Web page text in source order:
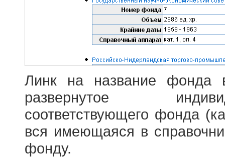
Линк на название фонда
развернутое
соответствующего фонда
вся имеющаяся в
фонду.